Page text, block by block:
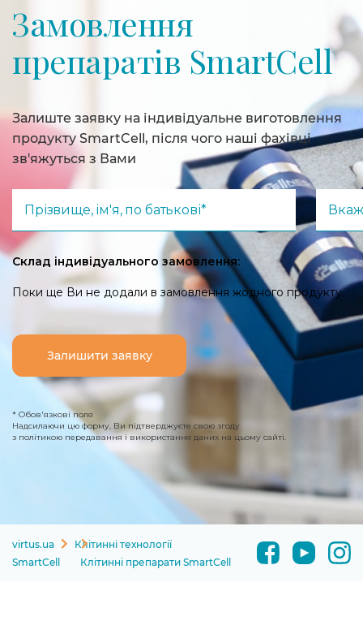
Замовлення
препаратів SmartCell
Залиште заявку на індивідуальне виготовлення
продукту SmartCell, після чого наші фахівці
зв'яжуться з Вами
Прізвище, ім'я, по батькові*
Склад індивідуального замовлення:
Поки ще Ви не додали в замовлення жодного продукту.
Залишити заявку
* Обов'язкові поля
Надсилаючи цю форму, Ви підтверджуєте свою згоду
з політикою передавання і використання даних на цьому сайті.
virtus.ua
Клітинні технології
SmartCell
Клітиннi препарати SmartCell